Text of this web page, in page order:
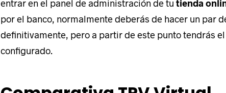
entrar en el panel de administración de tu tienda
por el banco, normalmente deberás de hacer un par
definitivamente, pero a partir de este punto tendrás el
configurado.